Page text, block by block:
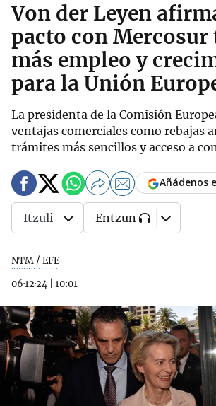
Von der Leyen
pacto con Mercosur
más empleo y
para la Unión
La presidenta de la Comisión
ventajas comerciales como rebajas
trámites más sencillos y acceso a
NTM / EFE
06·12·24
10:01
Añádenos
Itzuli Entzun